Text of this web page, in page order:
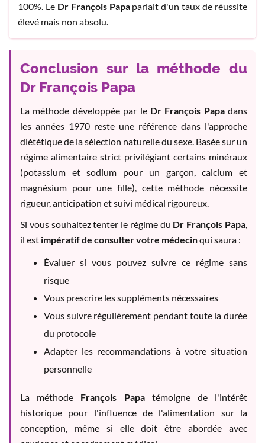
100%. Le Dr François Papaparlait d'un taux de réussite
élevé mais non absolu.
Conclusion sur la méthode du
Dr François Papa
La méthode développée par le Dr François Papadans
les années 1970 reste une référence dans l'approche
diététique de la sélection naturelle du sexe. Basée sur un
régime alimentaire strict privilégiant certains minéraux
(potassium et sodium pour un garçon, calcium et
magnésium pour une fille), cette méthode nécessite
rigueur, anticipation et suivi médical rigoureux.
Si vous souhaitez tenter le régime du Dr François Papa,
il est impératif de consulter votre médecinqui saura :
Évaluer si vous pouvez suivre ce régime sans
risque
Vous prescrire les suppléments nécessaires
Vous suivre régulièrement pendant toute la durée
du protocole
Adapter les recommandations à votre situation
personnelle
La méthode François Papatémoigne de l'intérêt
historique pour l'influence de l'alimentation sur la
conception, même si elle doit être abordée avec